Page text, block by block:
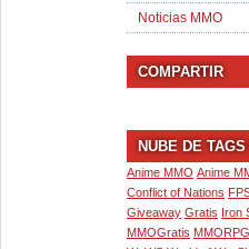
Noticias MMO
COMPARTIR
NUBE DE
Anime MMO Anime
Conflict of Nations
Giveaway Gratis Iron
MMOGratis MMORPG